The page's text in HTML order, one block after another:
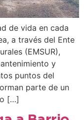
de vida en cada
a través del Ente
(EMSUR),
y
puntos del
parte de un
[…]